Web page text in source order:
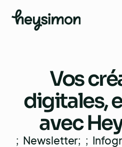
Vos
digitales,
avec
; Newsletter; ;